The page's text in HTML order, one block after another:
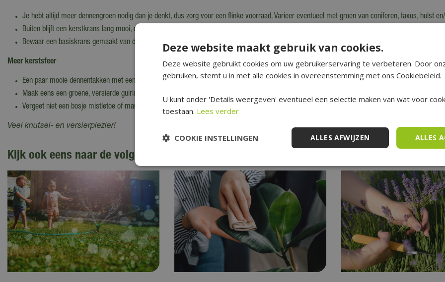
Je hebt altijd meer dennengroen nodig dan je denkt, dus zorg voor een flinke voorraad. Varieer eventueel met groen van coniferen, taxus, hulst
Buiten blijft een kerstkrans lang mooi, omdat het koel en vochtig is. Hang je hem binnen op of leg je hem op de eettafel? Benevel hem dan om de
Bewaar een basiskrans gemaakt van dennenappels, stro of takken op een koele, donkere plek. Dan kun je hem volgend jaar weer gebruiken.
Meer kerstsfeer
Een paar mooie dennentakken met een grote rode strik eromheen in een vaas of op tafel geven al een instant kerstsfeer.
Maak eens een groene, versierde guirlande, voor aan de tafel of langs de bovenkant van de kast.
Vergeet niet een bosje mistletoe of maretak op te hangen. Daar kun je nog een mooi lint omheen strikken en een kerstfiguur of kerstbal aan
Veel knutsel- en versierplezier!
Kijk ook eens naar de volgende berichten:
Deze website maakt gebruik van cookies.
Deze website gebruikt cookies om uw gebruikerservaring te verbeteren. Door
gebruiken, stemt u in met alle cookies in overeenstemming met ons Cookiebeleid.
U kunt onder 'Details weergeven' eventueel een selectie maken van wat voor
toestaan. Lees verder
ALLES
ALLES AFWIJZEN
COOKIE INSTELLINGEN